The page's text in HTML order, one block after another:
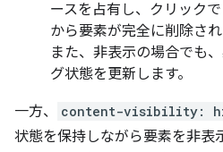
ースを占有し、クリック
から要素が完全に削除さ
また、非表示の場合でも
グ状態を更新します。
一方、 content-visibility:
状態を保持しながら要素を非表